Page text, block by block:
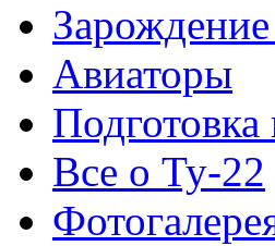
Авиаторы
Все о Ту-22